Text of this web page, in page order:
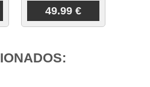
49.99 €